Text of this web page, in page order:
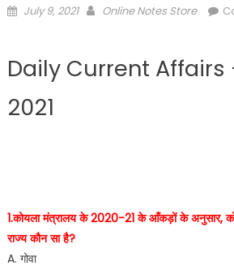
July 9, 2021 Online Notes Store
Daily Current Affairs
2021
1.कोयला मंत्रालय के 2020-21 के आँकड़ों के अनुसार,
राज्य कौन सा है?
A. गोवा